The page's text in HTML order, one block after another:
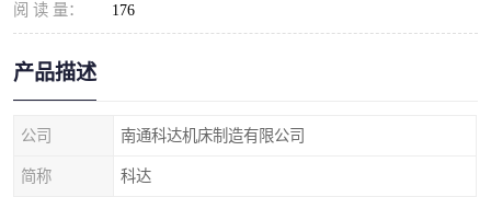
阅 读 量： 176
产品描述
公司 南通科达机床制造有限公司
简称 科达